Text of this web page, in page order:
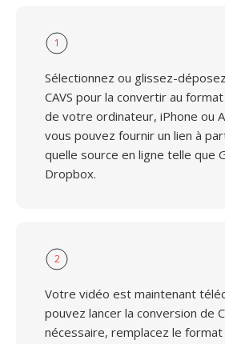
1
Sélectionnez ou glissez-
CAVS pour la convertir au
de votre ordinateur, iPhone ou
vous pouvez fournir un lien à
quelle source en ligne telle que
Dropbox.
2
Votre vidéo est maintenant
pouvez lancer la conversion de
nécessaire, remplacez le